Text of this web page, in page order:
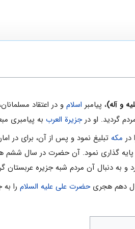
و آله)، پیامبر اسلام و در اعتقاد
گردید. او درجزیرة العرب به پیامبری
در مکه تبلیغ نمود و پس از آن، برای در
گذاری نمود. آن حضرت در سال ششم
و به دنبال آن مردم شبه جزیره عربستان
دهم هجریحضرت علی علیه السلام را